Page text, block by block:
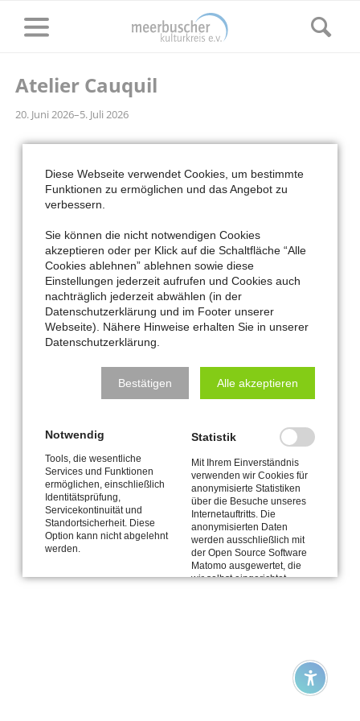
Atelier Cauquil
20. Juni 2026–5. Juli 2026
Facebook
Cookie
Einstellungen
NAVIGATION
ÜBERSPRINGEN
HOME DER MKK VERANSTALTUNGEN
KUNST & KULTUR
Datenschutzerklärung| © Copyright 2026
Meerbuscher Kulturkreis e.V.
Diese Webseite verwendet Cookies, um bestimmte
Funktionen zu ermöglichen und das Angebot zu
verbessern.
Sie können die nicht notwendigen Cookies
akzeptieren oder per Klick auf die Schaltfläche “Alle
Cookies ablehnen” ablehnen sowie diese
Einstellungen jederzeit aufrufen und Cookies auch
nachträglich jederzeit abwählen (in der
Datenschutzerklärung und im Footer unserer
Webseite). Nähere Hinweise erhalten Sie in unserer
Datenschutzerklärung.
Bestätigen Alle akzeptieren
Notwendig
Tools, die wesentliche
Services und Funktionen
ermöglichen, einschließlich
Identitätsprüfung,
Servicekontinuität und
Standortsicherheit. Diese
Option kann nicht abgelehnt
werden.
Statistik
Mit Ihrem Einverständnis
verwenden wir Cookies für
anonymisierte Statistiken
über die Besuche unseres
Internetauftritts. Die
anonymisierten Daten
werden ausschließlich mit
der Open Source Software
Matomo ausgewertet, die
wir selbst eingerichtet